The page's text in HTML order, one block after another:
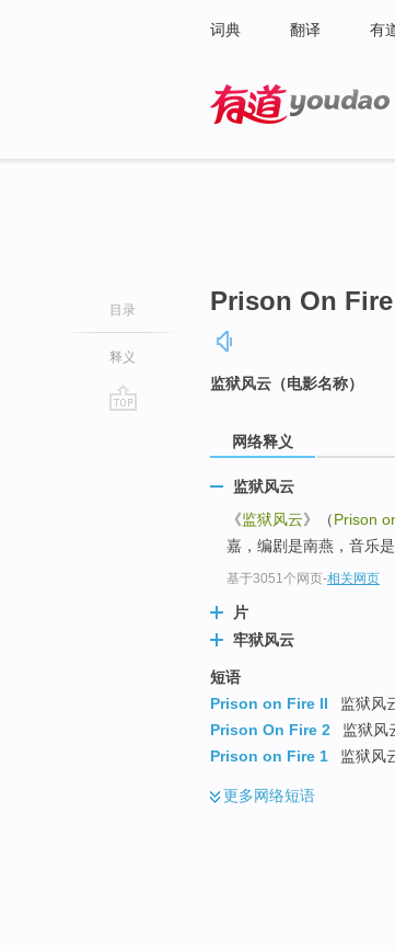
词典 翻译 有
目录
释义
Prison On Fire
监狱风云（电影名称）
网络释义
监狱风云
《监狱风云》（Prison
嘉，编剧是南燕，音乐
基于3051个网页-相关网页
片
牢狱风云
短语
Prison on Fire II
监狱风
Prison On Fire 2
监狱风
Prison on Fire 1
监狱风
更多网络短语